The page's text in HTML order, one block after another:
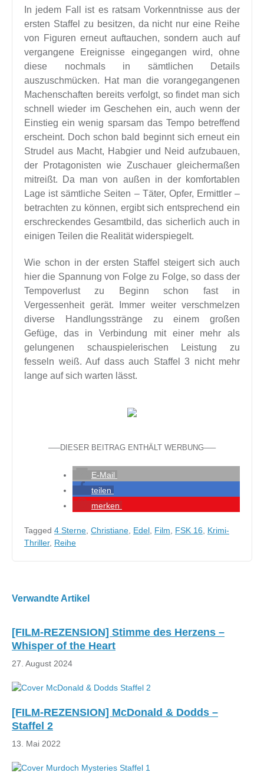
In jedem Fall ist es ratsam Vorkenntnisse aus der
ersten Staffel zu besitzen, da nicht nur eine Reihe
von Figuren erneut auftauchen, sondern auch auf
vergangene Ereignisse eingegangen wird, ohne
diese nochmals in sämtlichen Details
auszuschmücken. Hat man die vorangegangenen
Machenschaften bereits verfolgt, so findet man sich
schnell wieder im Geschehen ein, auch wenn der
Einstieg ein wenig sparsam das Tempo betreffend
erscheint. Doch schon bald beginnt sich erneut ein
Strudel aus Macht, Habgier und Neid aufzubauen,
der Protagonisten wie Zuschauer gleichermaßen
mitreißt. Da man von außen in der komfortablen
Lage ist sämtliche Seiten – Täter, Opfer, Ermittler –
betrachten zu können, ergibt sich entsprechend ein
erschreckendes Gesamtbild, das sicherlich auch in
einigen Teilen die Realität widerspiegelt.
Wie schon in der ersten Staffel steigert sich auch
hier die Spannung von Folge zu Folge, so dass der
Tempoverlust zu Beginn schon fast in
Vergessenheit gerät. Immer weiter verschmelzen
diverse Handlungsstränge zu einem großen
Gefüge, das in Verbindung mit einer mehr als
gelungenen schauspielerischen Leistung zu
fesseln weiß. Auf dass auch Staffel 3 nicht mehr
lange auf sich warten lässt.
—–DIESER BEITRAG ENTHÄLT WERBUNG—–
E-Mail
teilen
merken
Tagged 4 Sterne Christiane Edel Film FSK 16
Krimi-
Thriller, Reihe
Verwandte Artikel
[FILM-REZENSION] Stimme des Herzens –
Whisper of the Heart
27. August 2024
[FILM-REZENSION] McDonald & Dodds –
Staffel 2
13. Mai 2022
Beitragsnavigation